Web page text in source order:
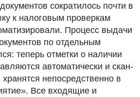
сократилось почти в
к налоговым проверкам
Процесс выдачи
по отдельным
теперь отметки о наличии
автоматически и скан-
непосредственно в
Все входящие и